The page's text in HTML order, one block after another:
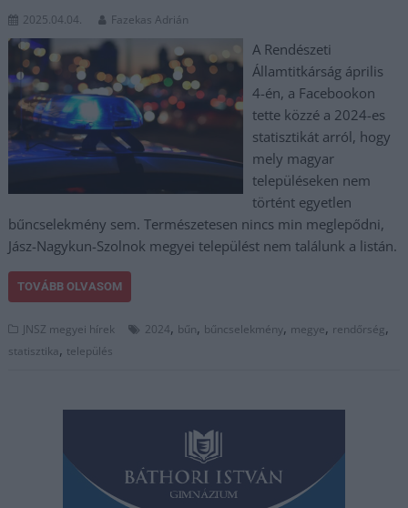
2025.04.04. Fazekas Adrián
A Rendészeti
Államtitkárság április
4-én, a Facebookon
tette közzé a 2024-es
statisztikát arról, hogy
mely magyar
településeken nem
történt egyetlen
bűncselekmény sem. Természetesen nincs min meglepődni,
Jász-Nagykun-Szolnok megyei települést nem találunk a listán.
TOVÁBB OLVASOM
JNSZ megyei hírek 2024, bűn, bűncselekmény, megye, rendőrség,
statisztika, település